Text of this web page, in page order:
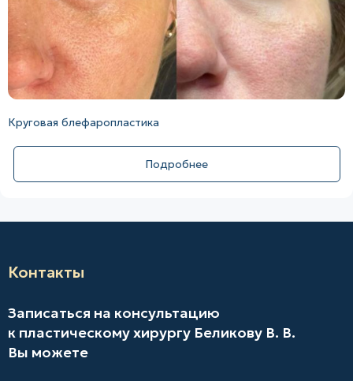
Круговая блефаропластика
Подробнее
Контакты
Записаться на консультацию
к пластическому хирургу Беликову В. В.
Вы можете